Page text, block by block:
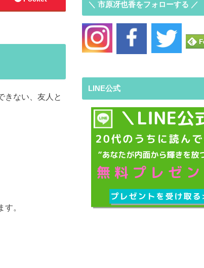
きない、友人と
。
＼ 市原冴也香をフォローする ／
LINE公式